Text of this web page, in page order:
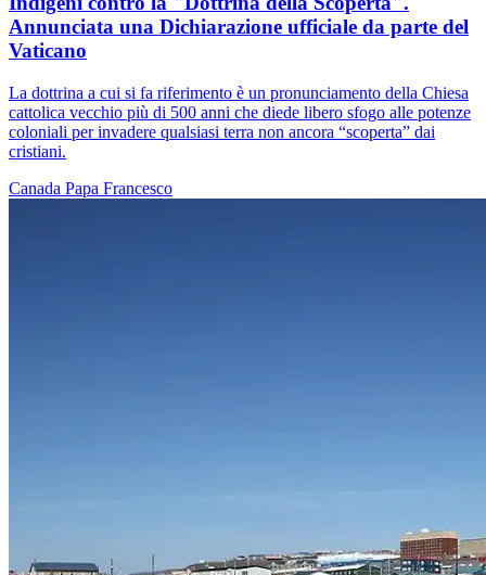
Annunciata una Dichiarazione ufficiale da parte del
Vaticano
La dottrina a cui si fa riferimento è un pronunciamento della Chiesa
cattolica vecchio più di 500 anni che diede libero sfogo alle potenze
coloniali per invadere qualsiasi terra non ancora “scoperta” dai
cristiani.
Canada Papa Francesco